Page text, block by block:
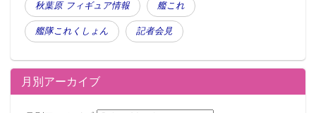
秋葉原 フィギュア情報 艦これ
艦隊これくしょん 記者会見
月別アーカイブ